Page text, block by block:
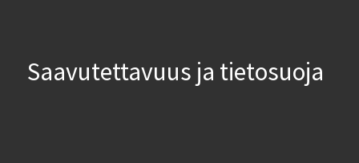
Saavutettavuus ja tietosuoja